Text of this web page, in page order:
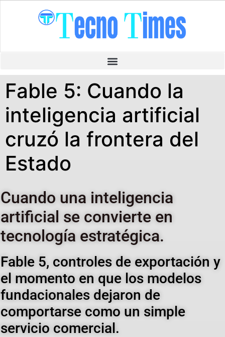
Fable 5: Cuando la
inteligencia artificial
cruzó la frontera del
Estado
Cuando una inteligencia
artificial se convierte en
tecnología estratégica.
Fable 5, controles de exportación y
el momento en que los modelos
fundacionales dejaron de
comportarse como un simple
servicio comercial.